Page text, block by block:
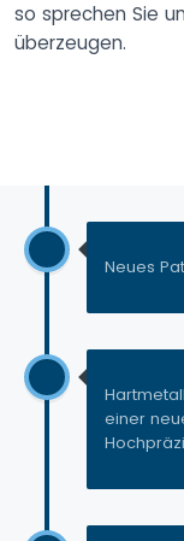
so sprechen Sie
überzeugen.
Neues
einer